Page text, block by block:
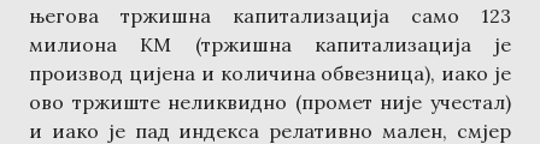
његова тржишна капитализација само 123
милиона КМ (тржишна капитализација је
производ цијена и количина обвезница), иако је
ово тржиште неликвидно (промет није учестал)
и иако је пад индекса релативно мален, смјер